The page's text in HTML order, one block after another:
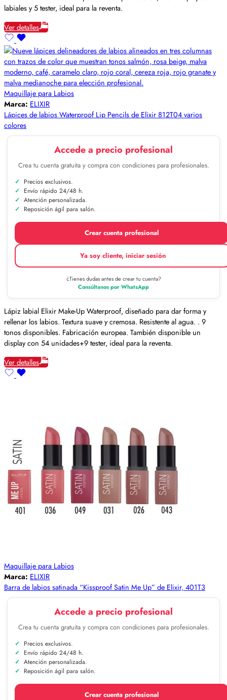
labiales y 5 tester, ideal para la reventa.
Ver detalles
Maquillaje para Labios
Marca: ELIXIR
Lápices de labios Waterproof Lip Pencils de Elixir 812T04 varios
colores
Accede a precio profesional
Crea tu cuenta gratuita y compra con condiciones para profesionales.
Precios exclusivos.
Envío rápido 24/48 h.
Atención personalizada.
Reposición ágil para salón.
Crear cuenta profesional
Ya soy cliente, iniciar sesión
¿Tienes dudas antes de crear tu cuenta?
Consúltanos por WhatsApp
Lápiz labial Elixir Make-Up Waterproof, diseñado para dar forma y
rellenar los labios. Textura suave y cremosa. Resistente al agua. . 9
tonos disponibles. Fabricación europea. También disponible un
display con 54 unidades+9 tester, ideal para la reventa.
Ver detalles
Maquillaje para Labios
Marca: ELIXIR
Barra de labios satinada “Kissproof Satin Me Up” de Elixir, 401T3
Accede a precio profesional
Crea tu cuenta gratuita y compra con condiciones para profesionales.
Precios exclusivos.
Envío rápido 24/48 h.
Atención personalizada.
Reposición ágil para salón.
Crear cuenta profesional